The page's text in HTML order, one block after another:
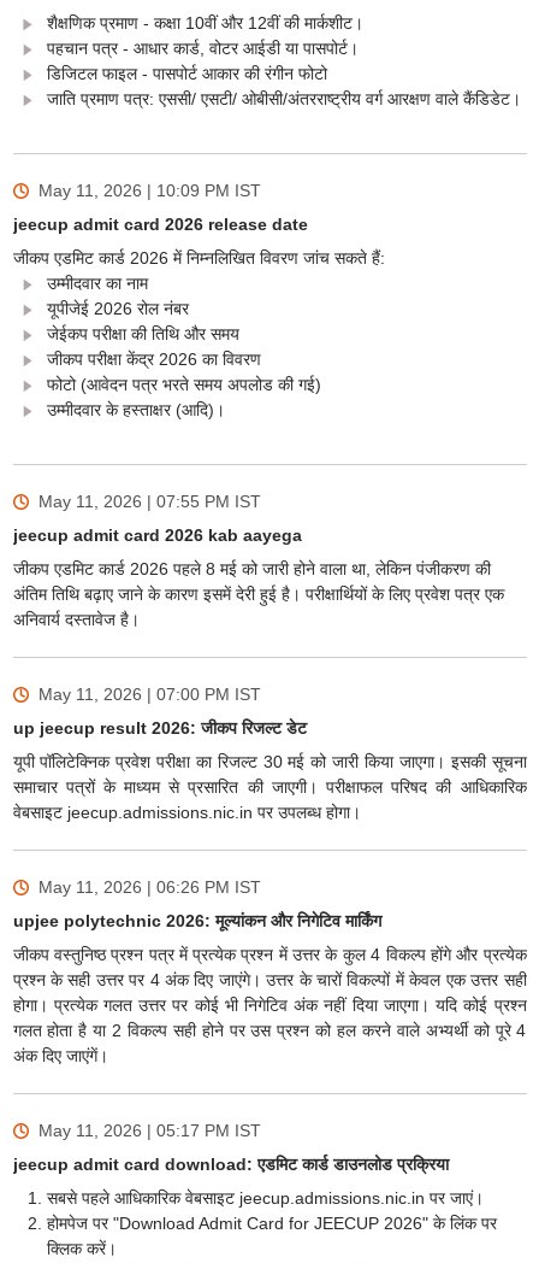
शैक्षणिक प्रमाण - कक्षा 10वीं और 12वीं की मार्कशीट।
पहचान पत्र - आधार कार्ड, वोटर आईडी या पासपोर्ट।
डिजिटल फाइल - पासपोर्ट आकार की रंगीन फोटो
जाति प्रमाण पत्र: एससी/ एसटी/ ओबीसी/अंतरराष्ट्रीय वर्ग आरक्षण वाले कैंडिडेट।
May 11, 2026 | 10:09 PM IST
jeecup admit card 2026 release date
जीकप एडमिट कार्ड 2026 में निम्नलिखित विवरण जांच सकते हैं:
उम्मीदवार का नाम
यूपीजेई 2026 रोल नंबर
जेईकप परीक्षा की तिथि और समय
जीकप परीक्षा केंद्र 2026 का विवरण
फोटो (आवेदन पत्र भरते समय अपलोड की गई)
उम्मीदवार के हस्ताक्षर (आदि)।
May 11, 2026 | 07:55 PM IST
jeecup admit card 2026 kab aayega
जीकप एडमिट कार्ड 2026 पहले 8 मई को जारी होने वाला था, लेकिन पंजीकरण की
अंतिम तिथि बढ़ाए जाने के कारण इसमें देरी हुई है। परीक्षार्थियों के लिए प्रवेश पत्र एक
अनिवार्य दस्तावेज है।
May 11, 2026 | 07:00 PM IST
up jeecup result 2026: जीकप रिजल्ट डेट
यूपी पॉलिटेक्निक प्रवेश परीक्षा का रिजल्ट 30 मई को जारी किया जाएगा। इसकी सूचना
समाचार पत्रों के माध्यम से प्रसारित की जाएगी। परीक्षाफल परिषद की आधिकारिक
वेबसाइट jeecup.admissions.nic.in पर उपलब्ध होगा।
May 11, 2026 | 06:26 PM IST
upjee polytechnic 2026: मूल्यांकन और निगेटिव मार्किंग
जीकप वस्तुनिष्ठ प्रश्न पत्र में प्रत्येक प्रश्न में उत्तर के कुल 4 विकल्प होंगे और प्रत्येक
प्रश्न के सही उत्तर पर 4 अंक दिए जाएंगे। उत्तर के चारों विकल्पों में केवल एक उत्तर सही
होगा। प्रत्येक गलत उत्तर पर कोई भी निगेटिव अंक नहीं दिया जाएगा। यदि कोई प्रश्न
गलत होता है या 2 विकल्प सही होने पर उस प्रश्न को हल करने वाले अभ्यर्थी को पूरे 4
अंक दिए जाएंगें।
May 11, 2026 | 05:17 PM IST
jeecup admit card download: एडमिट कार्ड डाउनलोड प्रक्रिया
सबसे पहले आधिकारिक वेबसाइट jeecup.admissions.nic.in पर जाएं।
होमपेज पर "Download Admit Card for JEECUP 2026" के लिंक पर
क्लिक करें।